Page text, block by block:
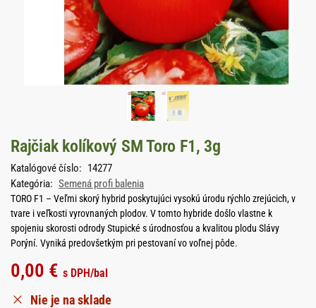
Rajčiak kolíkový SM Toro F1, 3g
Katalógové číslo: 14277
Kategória: Semená profi balenia
TORO F1 – Veľmi skorý hybrid poskytujúci vysokú úrodu rýchlo zrejúcich, v
tvare i veľkosti vyrovnaných plodov. V tomto hybride došlo vlastne k
spojeniu skorosti odrody Stupické s úrodnosťou a kvalitou plodu Slávy
Porýní. Vyniká predovšetkým pri pestovaní vo voľnej pôde.
0,00 € s DPH/bal
Nie je na sklade